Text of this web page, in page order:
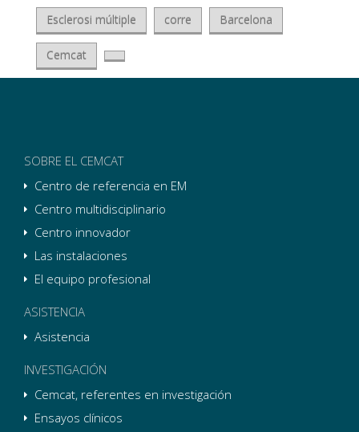
Esclerosi múltiple corre Barcelona
Cemcat
SOBRE EL CEMCAT
Centro de referencia en EM
Centro multidisciplinario
Centro innovador
Las instalaciones
El equipo profesional
ASISTENCIA
Asistencia
INVESTIGACIÓN
Cemcat, referentes en investigación
Ensayos clínicos